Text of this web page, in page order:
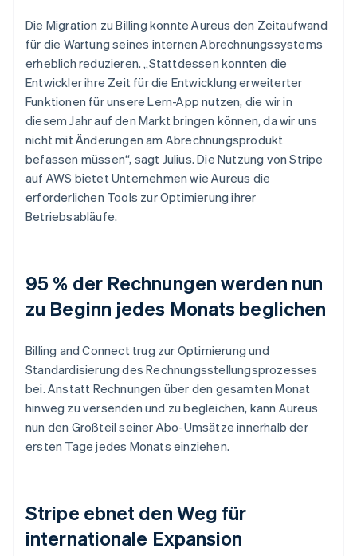
Die Migration zu Billing konnte Aureus den Zeitaufwand
für die Wartung seines internen Abrechnungssystems
erheblich reduzieren. „Stattdessen konnten die
Entwickler ihre Zeit für die Entwicklung erweiterter
Funktionen für unsere Lern-App nutzen, die wir in
diesem Jahr auf den Markt bringen können, da wir uns
nicht mit Änderungen am Abrechnungsprodukt
befassen müssen“, sagt Julius. Die Nutzung von Stripe
auf AWS bietet Unternehmen wie Aureus die
erforderlichen Tools zur Optimierung ihrer
Betriebsabläufe.
95 % der Rechnungen werden nun
zu Beginn jedes Monats beglichen
Billing and Connect trug zur Optimierung und
Standardisierung des Rechnungsstellungsprozesses
bei. Anstatt Rechnungen über den gesamten Monat
hinweg zu versenden und zu begleichen, kann Aureus
nun den Großteil seiner Abo-Umsätze innerhalb der
ersten Tage jedes Monats einziehen.
Stripe ebnet den Weg für
internationale Expansion